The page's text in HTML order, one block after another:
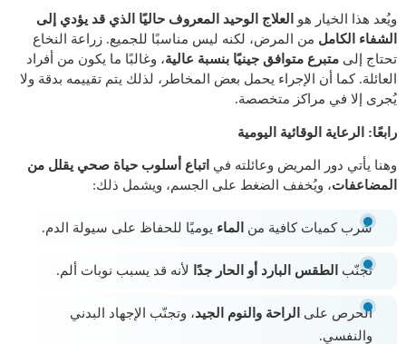
ويُعد هذا الخيار هو
العلاج الوحيد المعروف حاليًا الذي قد يؤدي إلى
الشفاء الكامل من المرض، لكنه ليس مناسبًا للجميع. زراعة النخاع
تحتاج إلى متبرع متوافق جينيًا بنسبة عالية، وغالبًا ما يكون من أفراد
العائلة. كما أن الإجراء يحمل بعض المخاطر، لذلك يتم تقييمه بدقة ولا
يُجرى إلا في مراكز متخصصة.
رابعًا: الرعاية الوقائية اليومية
وهنا يأتي دور المريض وعائلته في اتباع أسلوب حياة صحي يقلل من
المضاعفات، ويُخفف الضغط على الجسم، ويشمل ذلك:
شرب كميات كافية من الماء يوميًا للحفاظ على سيولة الدم.
تجنّب الطقس البارد أو الحار جدًا لأنه قد يسبب نوبات ألم.
الحرص على الراحة والنوم الجيد، وتجنّب الإجهاد البدني
والنفسي.